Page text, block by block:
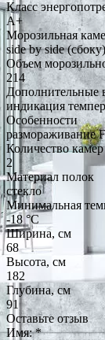
Класс
A+
Морозильная
side by side (сбоку)
Объем
214
Дополнительные
индикация
Особенности
размораживание
Количество камер
2
Материал полок
стекло
Минимальная
-18 °C
Ширина, см
68
Высота, см
182
Глубина, см
91
Оставьте отзыв
Имя:*